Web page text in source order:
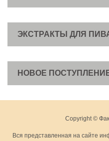
ЭКСТРАКТЫ ДЛЯ
НОВОЕ
Copyright ©
Вся представленная на сайте